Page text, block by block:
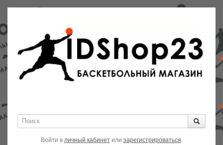
Войти в личный кабинетили зарегистрироваться